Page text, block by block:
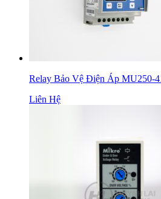
Relay Bảo Vệ Điện Áp MU250-
Liên Hệ